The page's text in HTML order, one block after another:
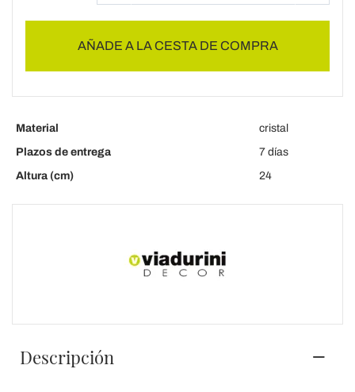
AÑADE A LA CESTA DE COMPRA
Material
cristal
Plazos de entrega
7 días
Altura (cm)
24
Descripción